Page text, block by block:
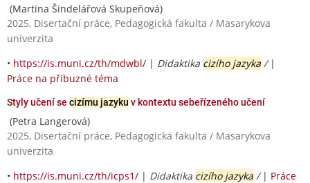
(Martina Šindelářová Skupeňová)
2025, Disertační práce, Pedagogická fakulta / Masarykova
univerzita
• https://is.muni.cz/th/mdwbl/ | Didaktika cizího jazyka / |
Práce na příbuzné téma
Styly učení se cizímu jazyku v kontextu sebeřízeného učení
(Petra Langerová)
2025, Disertační práce, Pedagogická fakulta / Masarykova
univerzita
• https://is.muni.cz/th/icps1/ | Didaktika cizího jazyka / | Práce